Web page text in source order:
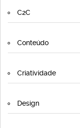
C2C
Conteúdo
Criatividade
Design